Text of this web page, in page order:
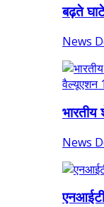
बढ़ते
News
News